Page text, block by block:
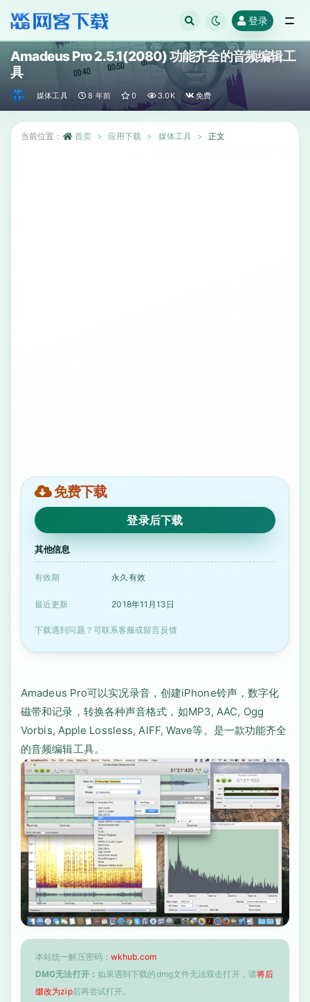
登录
Amadeus Pro 2.5.1(2080) 功能齐全的音频编辑工
具
媒体工具 8 年前 0 3.0K 免费
当前位置： 首页 应用下载 媒体工具 正文
免费下载
登录后下载
其他信息
有效期 永久有效
最近更新 2018年11月13日
下载遇到问题？可联系客服或留言反馈
Amadeus Pro可以实况录音，创建iPhone铃声，数字化
磁带和记录，转换各种声音格式，如MP3, AAC, Ogg
Vorbis, Apple Lossless, AIFF, Wave等。是一款功能齐全
的音频编辑工具。
本站统一解压密码： wkhub.com
DMG无法打开： 如果遇到下载的dmg文件无法双击打开，请将后
缀改为zip后再尝试打开。
全部